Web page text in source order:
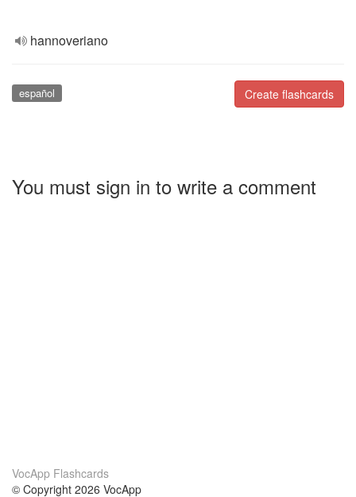
hannoveriano
Create flashcards
español
You must sign in to write a comment
VocApp Flashcards
© Copyright 2026 VocApp